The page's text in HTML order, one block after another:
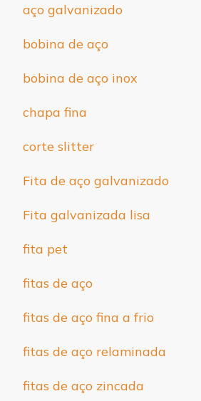
aço galvanizado
bobina de aço
bobina de aço inox
chapa fina
corte slitter
Fita de aço galvanizado
Fita galvanizada lisa
fita pet
fitas de aço
fitas de aço fina a frio
fitas de aço relaminada
fitas de aço zincada